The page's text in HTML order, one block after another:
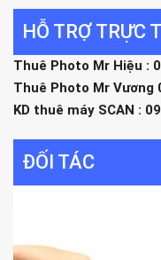
HỖ TRỢ TRỰC
Thuê Photo Mr Hiệu :
Thuê Photo Mr Vương
KD thuê máy SCAN :
ĐỐI TÁC